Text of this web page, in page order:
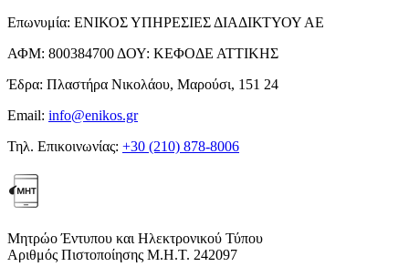
Επωνυμία: ΕΝΙΚΟΣ ΥΠΗΡΕΣΙΕΣ ΔΙΑΔΙΚΤΥΟΥ ΑΕ
ΑΦΜ: 800384700 ΔΟΥ: ΚΕΦΟΔΕ ΑΤΤΙΚΗΣ
Έδρα: Πλαστήρα Νικολάου, Μαρούσι, 151 24
Email: info@enikos.gr
Τηλ. Επικοινωνίας: +30 (210) 878-8006
Μητρώο Έντυπου και Ηλεκτρονικού Τύπου
Αριθμός Πιστοποίησης Μ.Η.Τ. 242097